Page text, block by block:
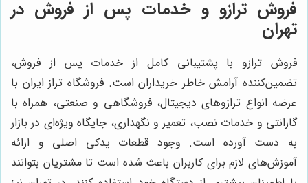
فروش ترازو و خدمات پس از فروش در
تهران
فروش ترازو با پشتیبانی کامل از خدمات پس از فروش،
تضمین‌کننده آرامش خاطر خریداران است. فروشگاه تراز ایران با
عرضه انواع ترازوهای دیجیتال، فروشگاهی و صنعتی، همراه با
گارانتی و خدمات نصب، تعمیر و نگهداری، جایگاه ویژه‌ای در بازار
به دست آورده است. وجود قطعات یدکی اصلی و ارائه
آموزش‌های لازم برای کاربران باعث شده است تا مشتریان بتوانند